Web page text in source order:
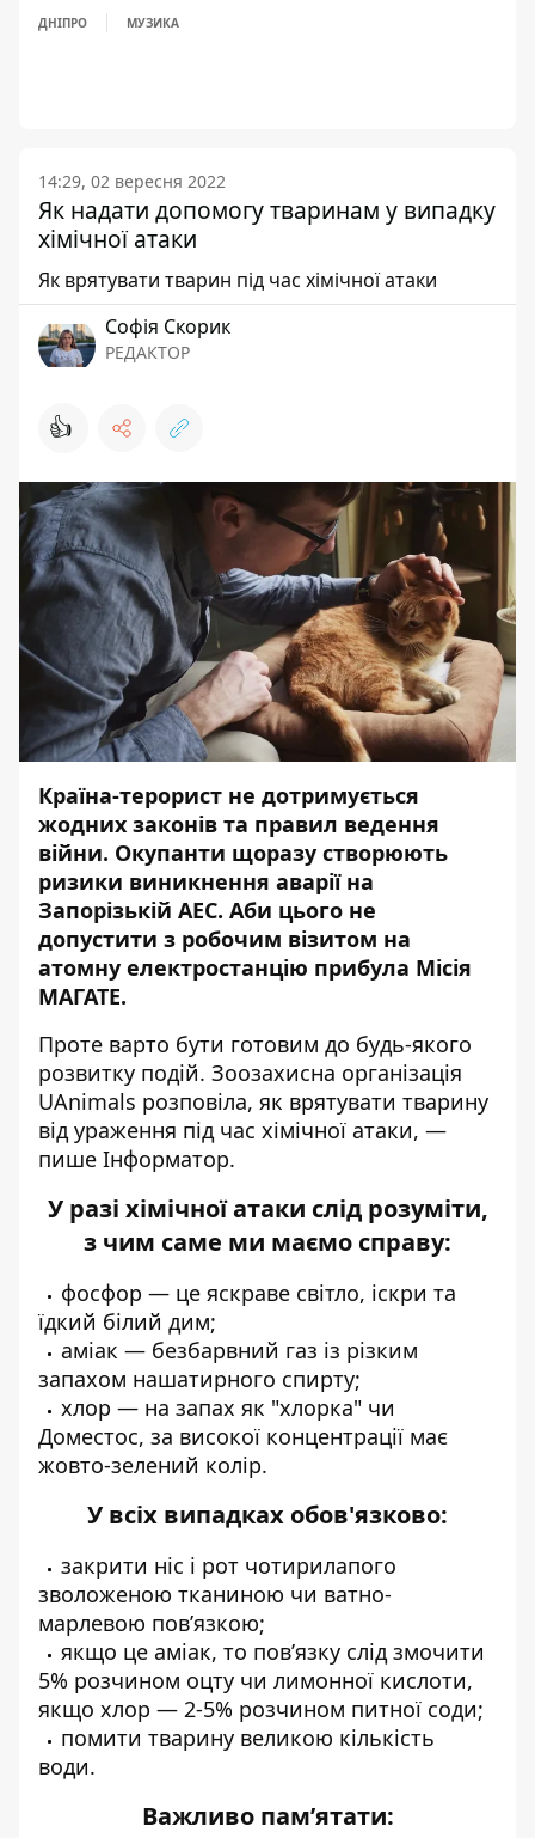
ДНІПРО МУЗИКА
14:29, 02 вересня 2022
Як надати допомогу тваринам у випадку
хімічної атаки
Як врятувати тварин під час хімічної атаки
Софія Скорик
РЕДАКТОР
👍
Країна-терорист не дотримується
жодних законів та правил ведення
війни. Окупанти щоразу створюють
ризики виникнення аваріїна
Запорізькій АЕС. Аби цього не
допустити з робочим візитом на
атомну електростанцію прибула Місія
МАГАТЕ.
Проте варто бути готовим до будь-якого
розвитку подій. Зоозахисна організація
UAnimals розповіла, як врятувати тварину
від ураження під час хімічної атаки, —
пише Інформатор.
У разі хімічної атаки слід розуміти,
з чим саме ми маємо справу:
фосфор — це яскраве світло, іскри та
їдкий білий дим;
аміак — безбарвний газ із різким
запахом нашатирного спирту;
хлор — на запах як "хлорка" чи
Доместос, за високої концентрації має
жовто-зелений колір.
У всіх випадках обов'язково:
закрити ніс і рот чотирилапого
зволоженою тканиною чи ватно-
марлевою пов’язкою;
якщо це аміак, то пов’язку слід змочити
5% розчином оцту чи лимонної кислоти,
якщо хлор — 2-5% розчином питної соди;
помити тварину великою кількість
води.
Важливо пам’ятати: